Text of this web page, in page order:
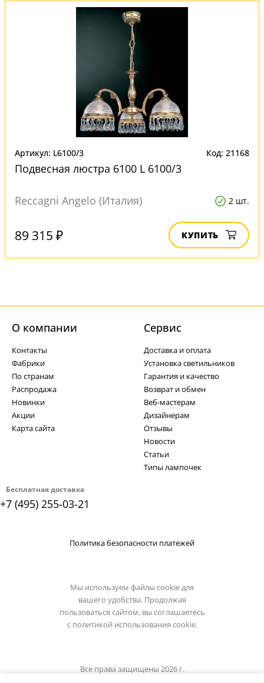
Артикул: L6100/3 Код: 21168
Подвесная люстра 6100 L 6100/3
Reccagni Angelo (Италия) 2 шт.
89 315 ₽ КУПИТЬ
Бесплатная доставка
+7 (495) 255-03-21
О компании
Контакты
Фабрики
По странам
Распродажа
Новинки
Акции
Карта сайта
Cервис
Доставка и оплата
Установка светильников
Гарантия и качество
Возврат и обмен
Веб-мастерам
Дизайнерам
Отзывы
Новости
Статьи
Типы лампочек
Политика безопасности платежей
Мы используем файлы cookie для
вашего удобства. Продолжая
пользоваться сайтом, вы соглашаетесь
с политикой использования cookie.
Все права защищены 2026 г.